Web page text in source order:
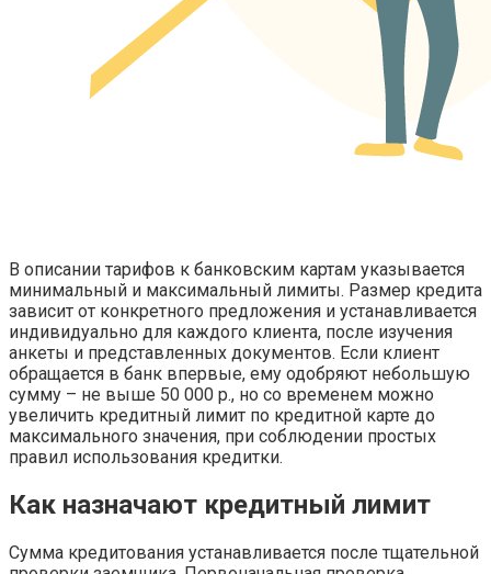
В описании тарифов к банковским картам указывается
минимальный и максимальный лимиты. Размер кредита
зависит от конкретного предложения и устанавливается
индивидуально для каждого клиента, после изучения
анкеты и представленных документов. Если клиент
обращается в банк впервые, ему одобряют небольшую
сумму – не выше 50 000 р., но со временем можно
увеличить кредитный лимит по кредитной карте до
максимального значения, при соблюдении простых
правил использования кредитки.
Как назначают кредитный лимит
Сумма кредитования устанавливается после тщательной